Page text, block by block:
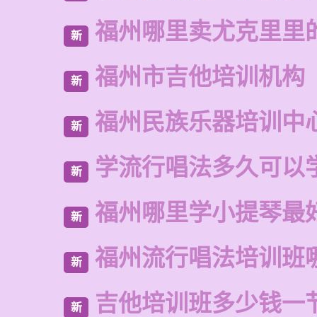
新 福州哪里卖尤克里里
新 福州市吉他培训机构
新 福州民族乐器培训中
新 学流行唱法多久可以
新 福州哪里学小提琴最
新 福州流行唱法培训班
新 吉他培训班多少钱一